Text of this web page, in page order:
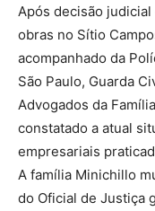
Após decisão
obras no Sítio
acompanhado da
São Paulo, Guarda
Advogados da
constatado a atual
empresariais
A família Minichillo
do Oficial de Justiça